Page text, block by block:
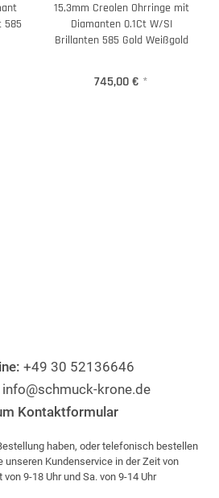
585
15,3mm Creolen Ohrringe mit
Diamanten 0.1Ct W/SI
Brillanten 585 Gold Weißgold
745,00 € *
+49 30 52136646
info@schmuck-krone.de
Kontaktformular
haben, oder telefonisch bestellen
unseren Kundenservice in der Zeit von
von 9-18 Uhr und Sa. von 9-14 Uhr